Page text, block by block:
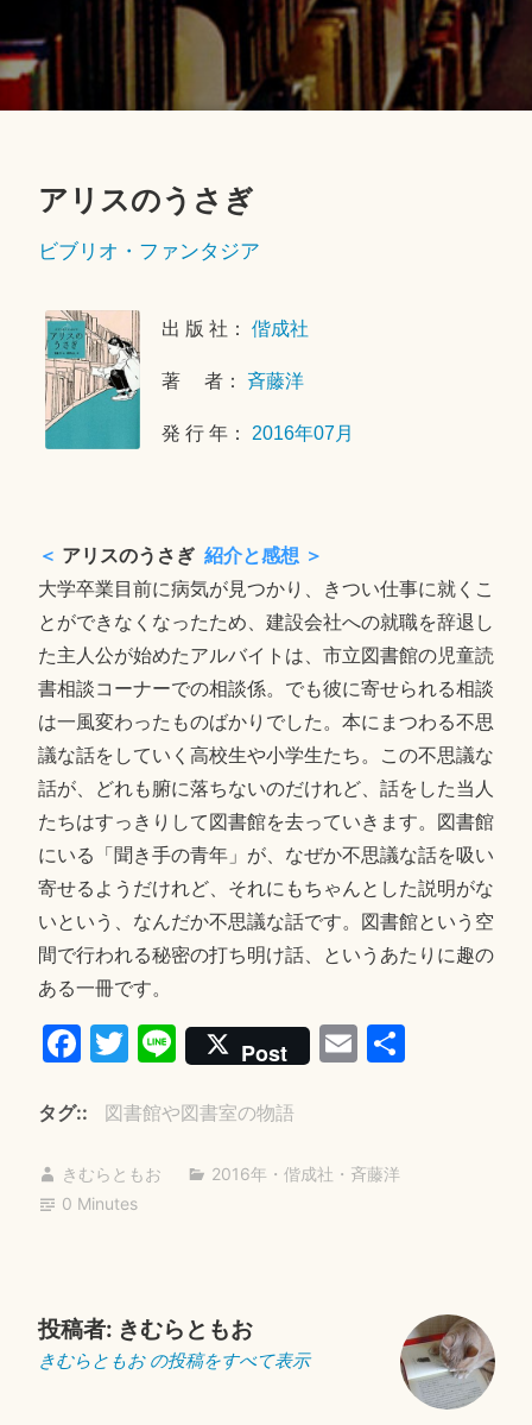
アリスのうさぎ
ビブリオ・ファンタジア
出 版 社：偕成社
著 者： 斉藤洋
発 行 年： 2016年07月
＜ アリスのうさぎ紹介と感想 ＞
大学卒業目前に病気が見つかり、きつい仕事に就くこ
とができなくなったため、建設会社への就職を辞退し
た主人公が始めたアルバイトは、市立図書館の児童読
書相談コーナーでの相談係。でも彼に寄せられる相談
は一風変わったものばかりでした。本にまつわる不思
議な話をしていく高校生や小学生たち。この不思議な
話が、どれも腑に落ちないのだけれど、話をした当人
たちはすっきりして図書館を去っていきます。図書館
にいる「聞き手の青年」が、なぜか不思議な話を吸い
寄せるようだけれど、それにもちゃんとした説明がな
いという、なんだか不思議な話です。図書館という空
間で行われる秘密の打ち明け話、というあたりに趣の
ある一冊です。
Fa
bo
ok
T
tte
r
Li
ne
Post E 共
タグ: 図書館や図書室の物語
きむらともお 2016年 ・ 偕成社 ・ 斉藤洋
0 Minutes
投稿者: きむらともお
きむらともお の投稿をすべて表示